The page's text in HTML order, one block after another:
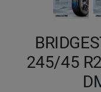
245/45
Петропавловск
Семей